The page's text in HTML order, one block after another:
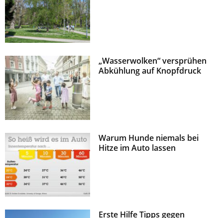
„Wasserwolken“ versprühen
Abkühlung auf Knopfdruck
Warum Hunde niemals bei
Hitze im Auto lassen
Erste Hilfe Tipps gegen